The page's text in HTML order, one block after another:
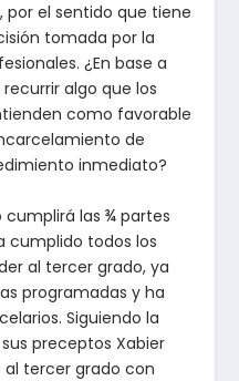
el sentido que tiene
tomada por la
¿En base a
algo que los
como favorable
de
inmediato?
cumplirá las ¾ partes
cumplido todos los
al tercer grado, ya
programadas y ha
Siguiendo la
preceptos Xabier
tercer grado con